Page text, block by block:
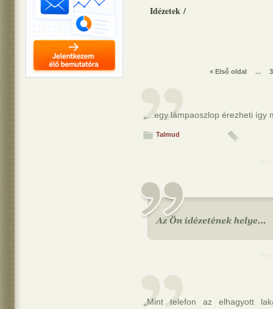
Idézetek /
« Első oldal ... 3
„...egy lámpaoszlop érezheti
Talmud
„Mint telefon az elhagyott